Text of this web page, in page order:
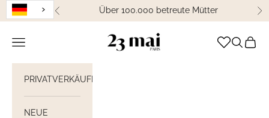
Weiter zum Inhalt
Zurück Über 100.000 betreute Mütter
23 Mai Paris
Navigation öffnen Suche
PRIVATVERKÄUFE
NEUE